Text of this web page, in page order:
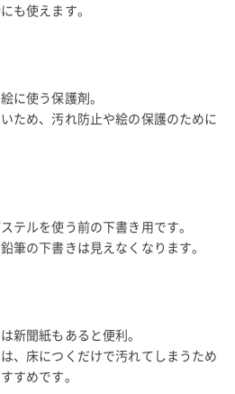
も使えます。
に使う保護剤。
ため、汚れ防止や絵の保護のために
テルを使う前の下書き用です。
筆の下書きは見えなくなります。
新聞紙もあると便利。
、床につくだけで汚れてしまうため
すめです。